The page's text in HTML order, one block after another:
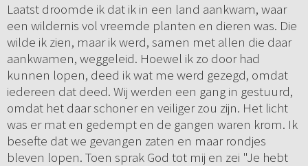
Laatst droomde ik dat ik in een land aankwam, waar
een wildernis vol vreemde planten en dieren was. Die
wilde ik zien, maar ik werd, samen met allen die daar
aankwamen, weggeleid. Hoewel ik zo door had
kunnen lopen, deed ik wat me werd gezegd, omdat
iedereen dat deed. Wij werden een gang in gestuurd,
omdat het daar schoner en veiliger zou zijn. Het licht
was er mat en gedempt en de gangen waren krom. Ik
besefte dat we gevangen zaten en maar rondjes
bleven lopen. Toen sprak God tot mij en zei "Je hebt